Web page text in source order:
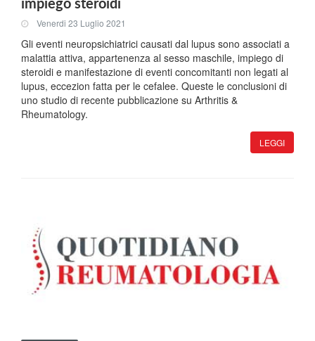
impiego steroidi
Venerdi 23 Luglio 2021
Gli eventi neuropsichiatrici causati dal lupus sono associati a
malattia attiva, appartenenza al sesso maschile, impiego di
steroidi e manifestazione di eventi concomitanti non legati al
lupus, eccezion fatta per le cefalee. Queste le conclusioni di
uno studio di recente pubblicazione su Arthritis &
Rheumatology.
LEGGI